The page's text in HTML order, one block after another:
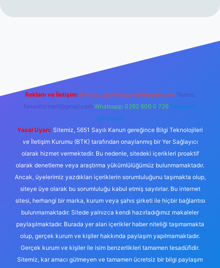
Reklam ve İletişim: E-mail: backlinkpaneli@gmail.com Teams:
forumhizmeti@gmail.com Whatsapp: 0262 606 0 726 Telegram:
@karabul
Yasal Uyarı: Sitemiz, 5651 Sayılı Kanun gereğince Bilgi Teknolojileri
ve İletişim Kurumu (BTK) tarafından onaylanmış bir Yer Sağlayıcı
olarak hizmet vermektedir. Bu nedenle, sitedeki içerikleri proaktif
olarak denetleme veya araştırma yükümlülüğümüz bulunmamaktadır.
Ancak, üyelerimiz yazdıkları içeriklerin sorumluluğunu taşımakta olup,
siteye üye olarak bu sorumluluğu kabul etmiş sayılırlar. Bu internet
sitesi, herhangi bir marka, kurum veya şahıs şirketi ile hiçbir bağlantısı
bulunmamaktadır. Sitede yalnızca kendi hazırladığımız makaleler
paylaşılmaktadır. Burada yer alan içerikler haber niteliği taşımamakta
olup, gerçek kurum ve kişiler hakkında paylaşım yapılmamaktadır.
Gerçek kurum ve kişiler ile isim benzerlikleri tamamen tesadüfidir.
Sitemiz, kar amacı gütmeyen ve tamamen ücretsiz bir bilgi paylaşım